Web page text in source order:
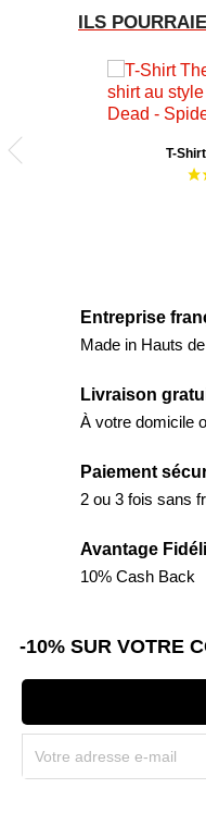
ILS
T-
Entreprise
Made in Hauts
Livraison
À votre domicile
Paiement
2 ou 3 fois sans
Avantage
10% Cash Back
-10% SUR VOTRE